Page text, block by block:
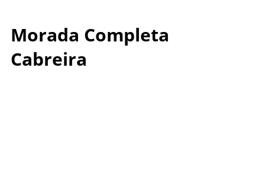
Morada Completa
Cabreira